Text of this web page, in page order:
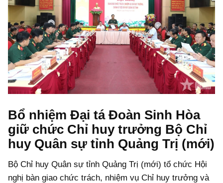
Photo
Bổ nhiệm Đại tá Đoàn Sinh Hòa
giữ chức Chỉ huy trưởng Bộ Chỉ
huy Quân sự tỉnh Quảng Trị (mới)
Bộ Chỉ huy Quân sự tỉnh Quảng Trị (mới) tổ chức Hội
nghị bàn giao chức trách, nhiệm vụ Chỉ huy trưởng và